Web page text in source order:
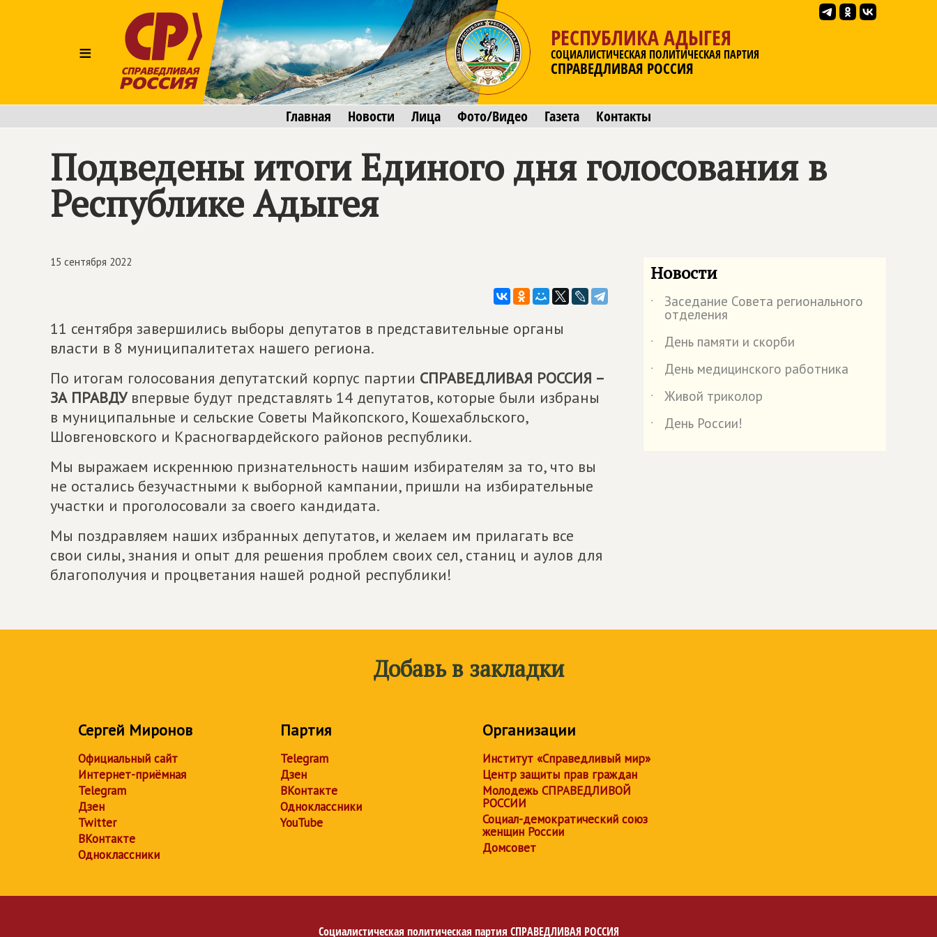
≡
РЕСПУБЛИКА АДЫГЕЯ
СОЦИАЛИСТИЧЕСКАЯ ПОЛИТИЧЕСКАЯ ПАРТИЯ
СПРАВЕДЛИВАЯ РОССИЯ
Главная Новости Лица Фото/Видео Газета Контакты
Подведены итоги Единого дня голосования в
Республике Адыгея
15 сентября 2022
11 сентября завершились выборы депутатов в представительные органы
власти в 8 муниципалитетах нашего региона.
По итогам голосования депутатский корпус партии СПРАВЕДЛИВАЯ РОССИЯ –
ЗА ПРАВДУвпервые будут представлять 14 депутатов, которые были избраны
в муниципальные и сельские Советы Майкопского, Кошехабльского,
Шовгеновского и Красногвардейского районов республики.
Мы выражаем искреннюю признательность нашим избирателям за то, что вы
не остались безучастными к выборной кампании, пришли на избирательные
участки и проголосовали за своего кандидата.
Мы поздравляем наших избранных депутатов, и желаем им прилагать все
свои силы, знания и опыт для решения проблем своих сел, станиц и аулов для
благополучия и процветания нашей родной республики!
Новости
˙ Заседание Совета регионального
отделения
˙
День памяти и скорби
˙
День медицинского работника
˙
Живой триколор
˙
День России!
Добавь в закладки
Сергей Миронов
Официальный сайт
Интернет-приёмная
Telegram
Дзен
Twitter
ВКонтакте
Одноклассники
Партия
Telegram
Дзен
ВКонтакте
Одноклассники
YouTube
Организации
Институт «Справедливый мир»
Центр защиты прав граждан
Молодежь СПРАВЕДЛИВОЙ
РОССИИ
Социал-демократический союз
женщин России
Домсовет
Социалистическая политическая партия СПРАВЕДЛИВАЯ РОССИЯ